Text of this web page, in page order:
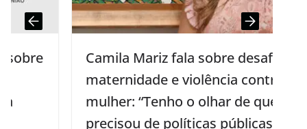
Camila Mariz fala sobre desafios da
maternidade e violência contra a
mulher: “Tenho o olhar de quem já
precisou de políticas públicas e de